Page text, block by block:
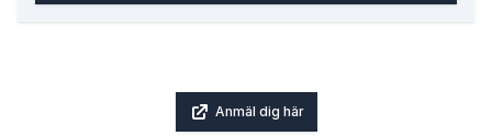
Anmäl dig här